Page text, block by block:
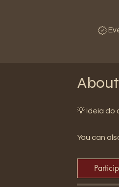
About
💡 Ideia do
You can